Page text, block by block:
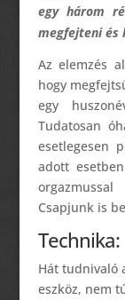
egy három
megfejteni és
Az elemzés
hogy
egy
Tudatosan
esetlegesen
adott
Csapjunk is
Technika:
Hát tudnivaló
eszköz, nem